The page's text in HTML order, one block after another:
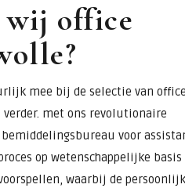
wij office
mee bij de selectie van office
met ons revolutionaire
voor
op wetenschappelijke basis
waarbij de